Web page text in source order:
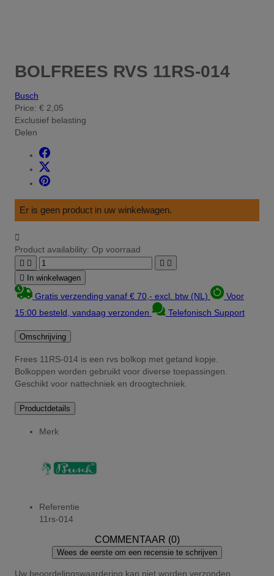
BOLFREES RVS 11RS-014
Busch
Price: € 2,05
Exclusief belasting
Delen
Er is geen product in uw winkelwagen.

Product availability: Op voorraad
   
 In winkelwagen
Gratis verzending vanaf € 70,- excl. btw (NL)
Voor
15:00 besteld, vandaag verzonden
Telefonisch Support
Omschrijving
Frees 11RS-014 is een rvs bolkop met getand kopje.
Bolkoppen worden gebruikt voor diverse toepassingen.
Geschikt voor nattechniek en droogtechniek.
Productdetails
Merk
Referentie
11rs-014
COMMENTAAR (0)
Wees de eerste om een recensie te schrijven
Uw beoordelingswaardering kan niet worden verzonden